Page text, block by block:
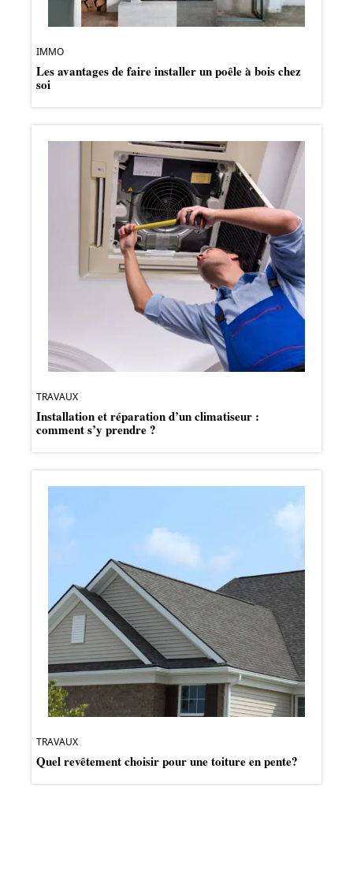
IMMO
Les avantages de faire installer un poêle à bois chez
soi
TRAVAUX
Installation et réparation d’un climatiseur :
comment s’y prendre ?
TRAVAUX
Quel revêtement choisir pour une toiture en pente?